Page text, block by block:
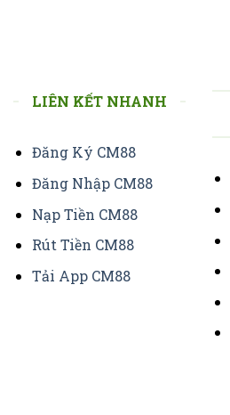
LIÊN KẾT NHANH
Đăng Ký CM88
Đăng Nhập CM88
Nạp Tiền CM88
Rút Tiền CM88
Tải App CM88